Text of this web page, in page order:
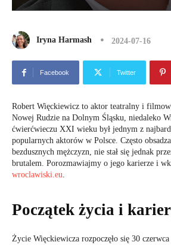
Iryna Harmash 2024-07-16
Facebook Twitter
Robert Więckiewicz to aktor teatralny i
Nowej Rudzie na Dolnym Śląsku, niedaleko
ćwierćwieczu XXI wieku był jednym z
popularnych aktorów w Polsce. Często
bezdusznych mężczyzn, nie stał się jednak
brutalem. Porozmawiajmy o jego karierze i
wroclawiski.eu.
Początek życia i
Życie Więckiewicza rozpoczęło się 30